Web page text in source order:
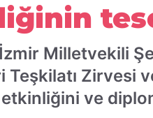
Milletvekili
Teşkilatı Zirvesi
ve